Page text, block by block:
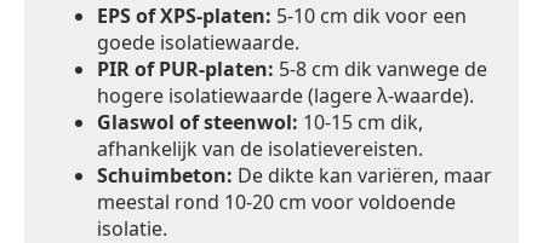
EPS of XPS-platen: 5-10 cm dik voor een
goede isolatiewaarde.
PIR of PUR-platen: 5-8 cm dik vanwege de
hogere isolatiewaarde (lagere λ-waarde).
Glaswol of steenwol: 10-15 cm dik,
afhankelijk van de isolatievereisten.
Schuimbeton: De dikte kan variëren, maar
meestal rond 10-20 cm voor voldoende
isolatie.